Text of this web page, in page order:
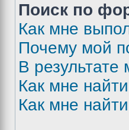
Поиск по
Как мне
Почему мой
В результате
Как мне
Как мне